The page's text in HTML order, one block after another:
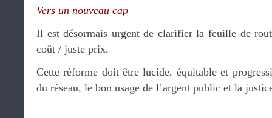
Vers un nouveau cap
Il est désormais urgent de clarifier la feuille de
coût / juste prix.
Cette réforme doit être lucide, équitable et
du réseau, le bon usage de l’argent public et la